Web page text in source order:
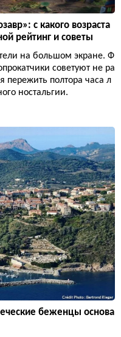
с какого возраста
рейтинг и советы
на большом экране. Ф
советуют не ра
пережить полтора часа л
ностальгии.
беженцы основа